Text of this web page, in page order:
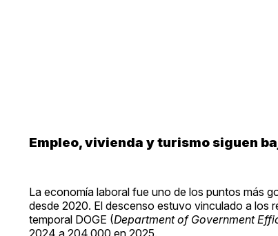
Empleo, vivienda y turismo siguen
La economía laboral fue uno de los puntos más
desde 2020. El descenso estuvo vinculado a los
temporal DOGE (Department of Government
2024 a 204,000 en 2025.